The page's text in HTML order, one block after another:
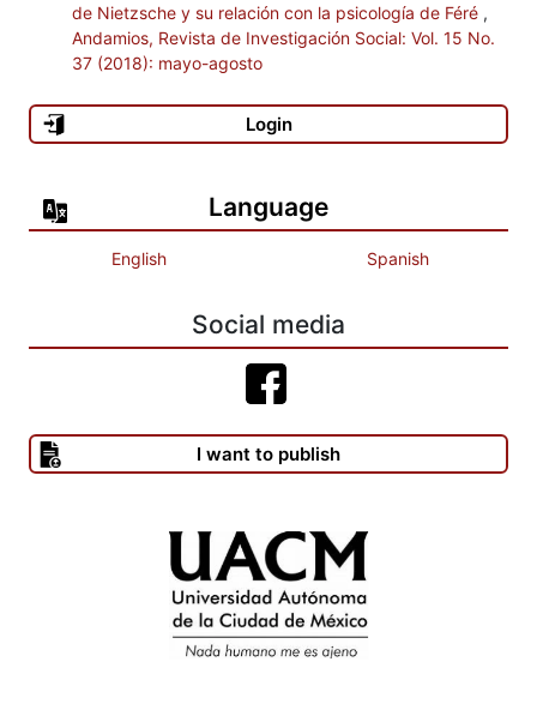
http://pintura.aut.org
Kandinsky. Sitio disponible enhttp://cgfa.sunsite.dk/kandinsky/
de Nietzsche y su relación con la psicología de Féré ,
Andamios, Revista de Investigación Social: Vol. 15 No.
37 (2018): mayo-agosto
Login
Language
English Spanish
Social media
I want to publish